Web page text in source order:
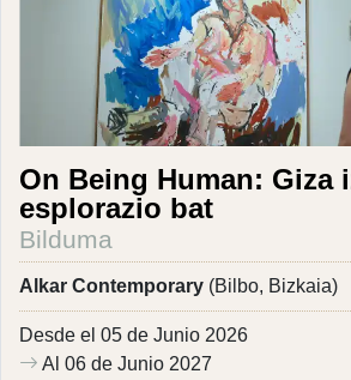
On Being Human: Giza
esplorazio bat
Bilduma
Alkar Contemporary (Bilbo, Bizkaia)
Desde el 05 de Junio 2026
Al 06 de Junio 2027